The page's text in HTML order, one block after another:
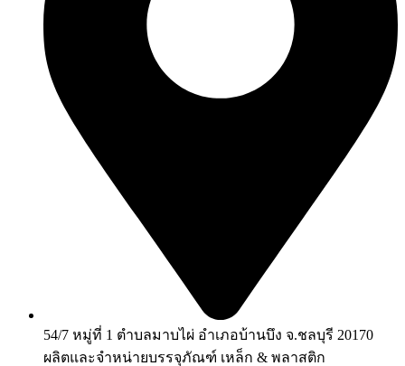
54/7 หมู่ที่ 1 ตำบลมาบไผ่ อำเภอบ้านบึง จ.ชลบุรี 20170
ผลิตและจำหน่ายบรรจุภัณฑ์ เหล็ก & พลาสติก